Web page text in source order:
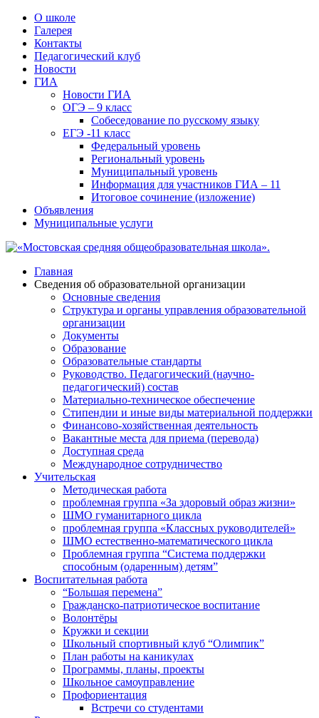
О школе
Галерея
Контакты
Педагогический клуб
Новости
ГИА
Новости ГИА
ОГЭ – 9 класс
Собеседование по русскому языку
ЕГЭ -11 класс
Федеральный уровень
Региональный уровень
Муниципальный уровень
Информация для участников ГИА – 11
Итоговое сочинение (изложение)
Объявления
Муниципальные услуги
Главная
Сведения об образовательной организации
Основные сведения
Структура и органы управления образовательной
организации
Документы
Образование
Образовательные стандарты
Руководство. Педагогический (научно-
педагогический) состав
Материально-техническое обеспечение
Стипендии и иные виды материальной поддержки
Финансово-хозяйственная деятельность
Вакантные места для приема (перевода)
Доступная среда
Международное сотрудничество
Учительская
Методическая работа
проблемная группа «За здоровый образ жизни»
ШМО гуманитарного цикла
проблемная группа «Классных руководителей»
ШМО естественно-математического цикла
Проблемная группа “Система поддержки
способным (одаренным) детям”
Воспитательная работа
“Большая перемена”
Гражданско-патриотическое воспитание
Волонтёры
Кружки и секции
Школьный спортивный клуб “Олимпик”
План работы на каникулах
Программы, планы, проекты
Школьное самоуправление
Профориентация
Встречи со студентами